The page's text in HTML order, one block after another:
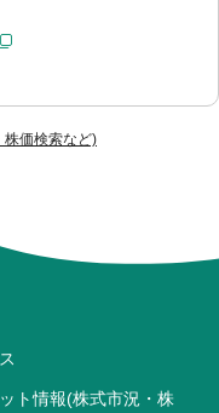
株価検索など)
ト情報(株式市況・株